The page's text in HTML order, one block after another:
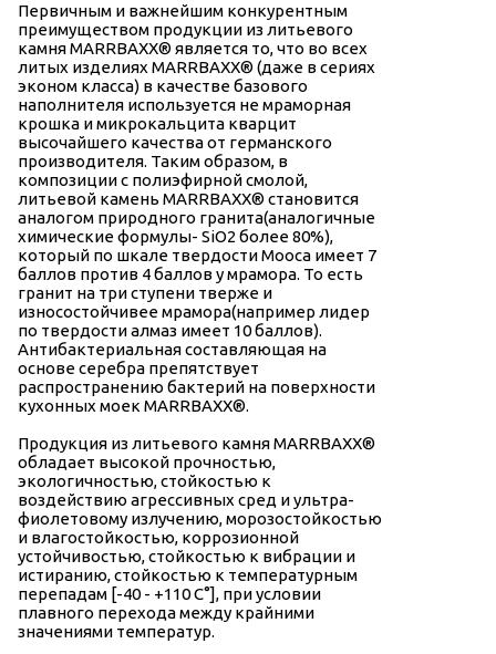
Первичным и важнейшим конкурентным
преимуществом продукции из литьевого
камня МАRRВАХХ® является то, что во всех
литых изделиях МАRRВАХХ® (даже в сериях
эконом класса) в качестве базового
наполнителя используется не мраморная
крошка и микрокальцита кварцит
высочайшего качества от германского
производителя. Таким образом, в
композиции с полиэфирной смолой,
литьевой камень МАRRВАХХ® становится
аналогом природного гранита(аналогичные
химические формулы- SiO2 более 80%),
который по шкале твердости Мооса имеет 7
баллов против 4 баллов у мрамора. То есть
гранит на три ступени тверже и
износостойчивее мрамора(например лидер
по твердости алмаз имеет 10 баллов).
Антибактериальная составляющая на
основе серебра препятствует
распространению бактерий на поверхности
кухонных моек МАRRВАХХ®.
Продукция из литьевого камня МАRRВАХХ®
обладает высокой прочностью,
экологичностью, стойкостью к
воздействию агрессивных сред и ультра-
фиолетовому излучению, морозостойкостью
и влагостойкостью, коррозионной
устойчивостью, стойкостью к вибрации и
истиранию, стойкостью к температурным
перепадам [-40 - +110 С°], при условии
плавного перехода между крайними
значениями температур.